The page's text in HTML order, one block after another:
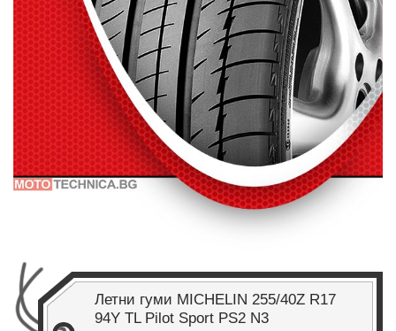
Летни гуми MICHELIN 255/40Z R17
94Y TL Pilot Sport PS2 N3